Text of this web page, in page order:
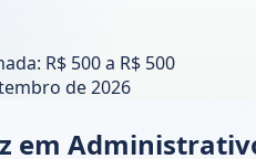
R$ 500 a R$ 500
de 2026
em